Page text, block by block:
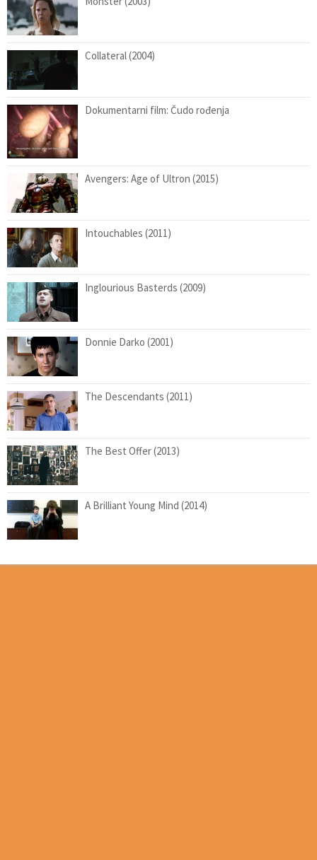
Collateral (2004)
Dokumentarni film: Čudo rođenja
Avengers: Age of Ultron (2015)
Intouchables (2011)
Inglourious Basterds (2009)
Donnie Darko (2001)
The Descendants (2011)
The Best Offer (2013)
A Brilliant Young Mind (2014)